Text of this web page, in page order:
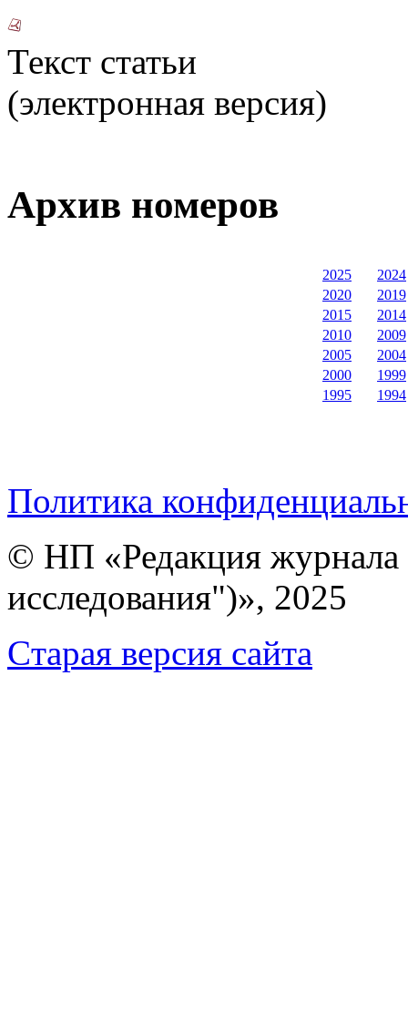
Текст статьи
(электронная версия)
Архив номеров
2025
2024
2020
2019
2015
2014
2010
2009
2005
2004
2000
1999
1995
1994
Политика
© НП «Редакция
исследования")», 2025
Cтарая версия сайта